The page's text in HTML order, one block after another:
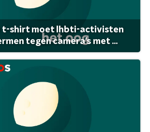
t-shirt moet lhbti-activisten
tegen camera's met ...